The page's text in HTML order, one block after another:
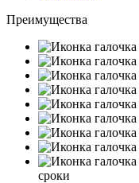
Преимущества
сроки